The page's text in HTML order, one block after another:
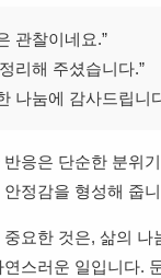
관찰이네요.”
리해 주셨습니다.”
나눔에 감사드립니
반응은 단순한 분위
안정감을 형성해 줍
중요한 것은, 삶의
연스러운 일입니다.